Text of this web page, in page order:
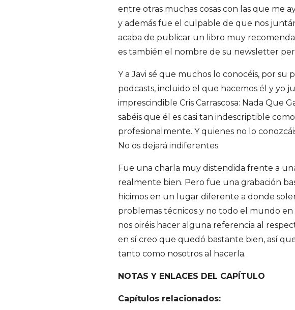
u
e
z
d
e
S
a
n
t
i
a
g
entre otras muchas cosas con las que me
y además fue el culpable de que nos
acaba de publicar un libro muy
es también el nombre de su newsletter
Y a Javi sé que muchos lo conocéis, por su
podcasts, incluido el que hacemos él y yo
imprescindible Cris Carrascosa: Nada Que
sabéis que él es casi tan indescriptible
profesionalmente. Y quienes no lo
No os dejará indiferentes.
Fue una charla muy distendida frente a
realmente bien. Pero fue una grabación
hicimos en un lugar diferente a donde
problemas técnicos y no todo el mundo en
nos oiréis hacer alguna referencia al
en sí creo que quedó bastante bien, así
tanto como nosotros al hacerla.
NOTAS Y ENLACES DEL CAPÍTULO
Capítulos relacionados: